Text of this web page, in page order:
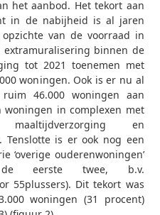
het aanbod. Het tekort aan
in de nabijheid is al jaren
van de voorraad in
extramuralisering binnen de
tot 2021 toenemen met
woningen. Ook is er nu al
46.000 woningen­ aan
woningen in complexen met
en
Tenslotte is er ook nog een
‘overige ouderenwoningen’
eerste twee, b.v.
55­plussers). Dit tekort was
woningen (31 procent)